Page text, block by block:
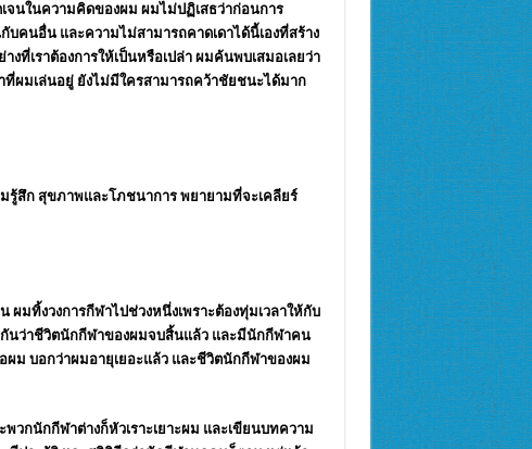
จนในความคิดของผม ผมไม่ปฏิเสธว่าก่อนการ
คนอื่น และความไม่สามารถคาดเดาได้นี้เองที่สร้าง
เราต้องการให้เป็นหรือเปล่า ผมค้นพบเสมอเลยว่า
ผมเล่นอยู่ ยังไม่มีใครสามารถคว้าชัยชนะได้มาก
สึก สุขภาพและโภชนาการ พยายามที่จะเคลียร์
มทิ้งวงการกีฬาไปช่วงหนึ่งเพราะต้องทุ่มเวลาให้กับ
นว่าชีวิตนักกีฬาของผมจบสิ้นแล้ว และมีนักกีฬาคน
ผม บอกว่าผมอายุเยอะแล้ว และชีวิตนักกีฬาของผม
พวกนักกีฬาต่างก็หัวเราะเยาะผม และเขียนบทความ